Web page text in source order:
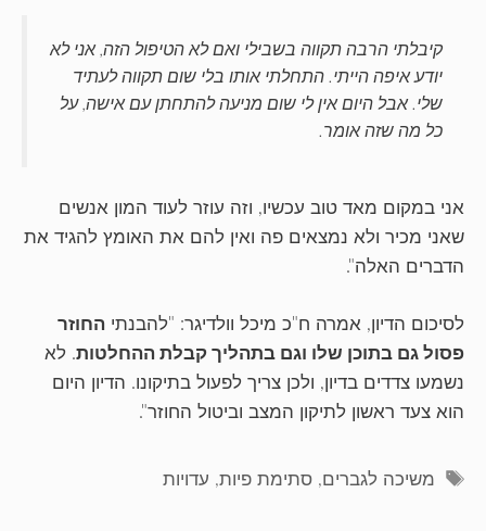
קיבלתי הרבה תקווה בשבילי ואם לא הטיפול הזה, אני לא
יודע איפה הייתי. התחלתי אותו בלי שום תקווה לעתיד
שלי. אבל היום אין לי שום מניעה להתחתן עם אישה, על
כל מה שזה אומר.
אני במקום מאד טוב עכשיו, וזה עוזר לעוד המון אנשים
שאני מכיר ולא נמצאים פה ואין להם את האומץ להגיד את
הדברים האלה".
לסיכום הדיון, אמרה ח"כ מיכל וולדיגר: "להבנתי החוזר
פסול גם בתוכן שלו וגם בתהליך קבלת ההחלטות. לא
נשמעו צדדים בדיון, ולכן צריך לפעול בתיקונו. הדיון היום
הוא צעד ראשון לתיקון המצב וביטול החוזר".
תגיות
משיכה לגברים,סתימת פיות, עדויות